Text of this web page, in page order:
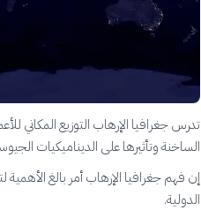
تدرس جغرافيا الإرهاب التوزيع المكاني
الساخنة وتأثيرها على الديناميكيات
إن فهم جغرافيا الإرهاب أمر بالغ الأهمية
الدولية.